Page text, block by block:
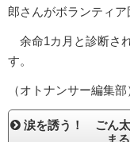
郎さんがボランティア
余命1カ月と診断さ
す。
（オトナンサー編集部
涙を誘う！ ごん
ま